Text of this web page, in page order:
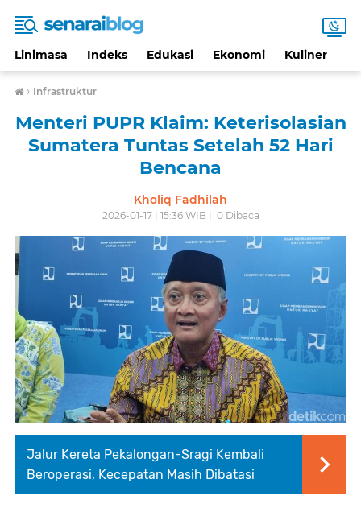
Linimasa Indeks Edukasi Ekonomi Kuliner
› Infrastruktur
Menteri PUPR Klaim: Keterisolasian
Sumatera Tuntas Setelah 52 Hari
Bencana
Kholiq Fadhilah
2026-01-17 | 15:36 WIB | 0Dibaca
Jalur Kereta Pekalongan-Sragi Kembali
Beroperasi, Kecepatan Masih Dibatasi